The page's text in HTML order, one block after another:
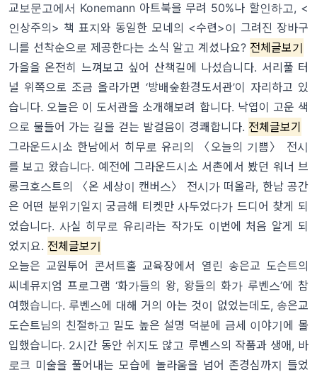
교보문고에서 Konemann 아트북을 무려 50%나 할인하고, <
인상주의> 책 표지와 동일한 모네의 <수련>이 그려진 장바구
니를 선착순으로 제공한다는 소식 알고 계셨나요? 전체글보기
가을을 온전히 느껴보고 싶어 산책길에 나섰습니다. 서리풀 터
널 위쪽으로 조금 올라가면 ‘방배숲환경도서관’이 자리하고 있
습니다. 오늘은 이 도서관을 소개해보려 합니다. 낙엽이 고운 색
으로 물들어 가는 길을 걷는 발걸음이 경쾌합니다. 전체글보기
그라운드시소 한남에서 히무로 유리의 〈오늘의 기쁨〉 전시
를 보고 왔습니다. 예전에 그라운드시소 서촌에서 봤던 워너 브
롱크호스트의 〈온 세상이 캔버스〉 전시가 떠올라, 한남 공간
은 어떤 분위기일지 궁금해 티켓만 사두었다가 드디어 찾게 되
었습니다. 사실 히무로 유리라는 작가도 이번에 처음 알게 되
었지요. 전체글보기
오늘은 교원투어 콘서트홀 교육장에서 열린 송은교 도슨트의
씨네뮤지엄 프로그램 ‘화가들의 왕, 왕들의 화가 루벤스’에 참
여했습니다. 루벤스에 대해 거의 아는 것이 없었는데도, 송은교
도슨트님의 친절하고 밀도 높은 설명 덕분에 금세 이야기에 몰
입했습니다. 2시간 동안 쉬지도 않고 루벤스의 작품과 생애, 바
로크 미술을 풀어내는 모습에 놀라움을 넘어 존경심까지 들었